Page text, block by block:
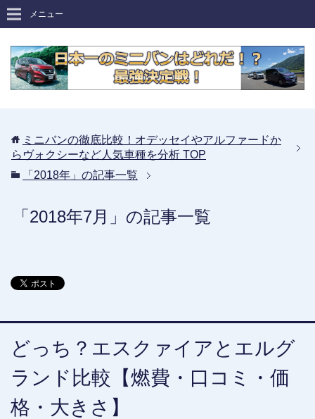
メニュー
ミニバンの徹底比較！オデッセイやアルファードか
らヴォクシーなど人気車種を分析 TOP
「2018年」の記事一覧
「2018年7月」の記事一覧
どっち？エスクァイアとエルグ
ランド比較【燃費・口コミ・価
格・大きさ】